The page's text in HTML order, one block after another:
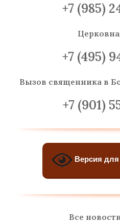
+7 (985)
+7 (495)
Вызов священника в
+7 (901)
Версия
Все